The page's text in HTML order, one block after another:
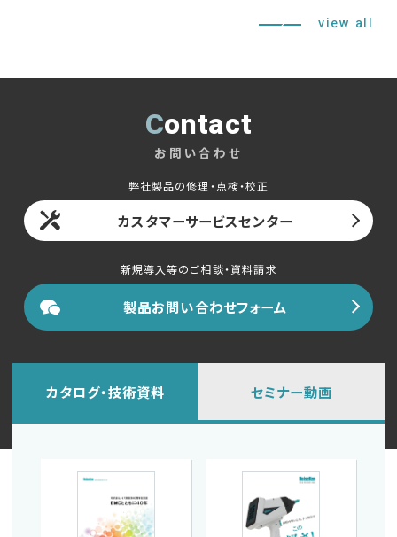
view all
Contact
お問い合わせ
弊社製品の修理・点検・校正
カスタマーサービスセンター
新規導入等のご相談・資料請求
製品お問い合わせフォーム
カタログ・技術資料 セミナー動画